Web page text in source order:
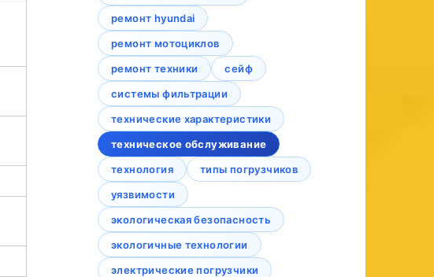
ремонт hyundai
ремонт мотоциклов
ремонт техники
сейф
системы фильтрации
технические характеристики
техническое обслуживание
технология
типы погрузчиков
уязвимости
экологическая безопасность
экологичные технологии
электрические погрузчики